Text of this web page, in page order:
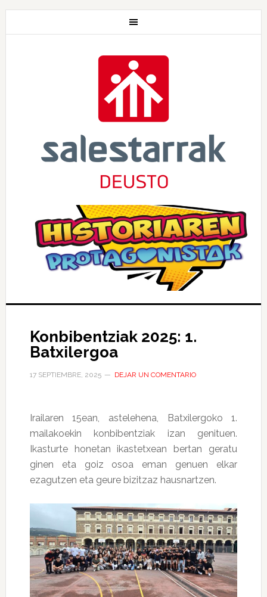
Konbibentziak 2025: 1.
Batxilergoa
17 SEPTIEMBRE, 2025 DEJAR UN COMENTARIO
Irailaren 15ean, astelehena, Batxilergoko 1.
mailakoekin konbibentziak izan genituen.
Ikasturte honetan ikastetxean bertan geratu
ginen eta goiz osoa eman genuen elkar
ezagutzen eta geure bizitzaz hausnartzen.